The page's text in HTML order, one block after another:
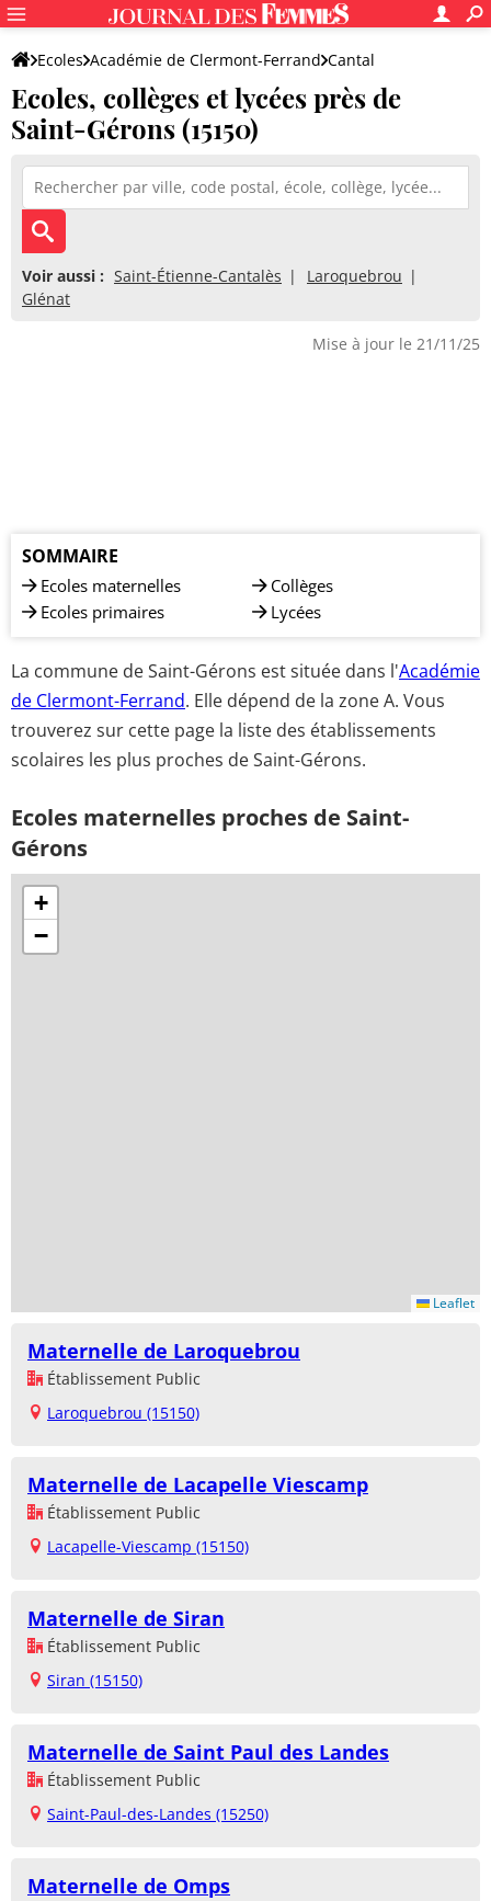
Ecoles Académie de Clermont-Ferrand Cantal
Ecoles, collèges et lycées près de
Saint-Gérons (15150)
Voir aussi : Saint-Étienne-Cantalès
Laroquebrou
Glénat
Mise à jour le 21/11/25
SOMMAIRE
Ecoles maternelles
Ecoles primaires
Collèges
Lycées
La commune de Saint-Gérons est située dans l'Académie
de Clermont-Ferrand. Elle dépend de la zone A. Vous
trouverez sur cette page la liste des établissements
scolaires les plus proches de Saint-Gérons.
Ecoles maternelles proches de Saint-
Gérons
+
−
Leaflet
Maternelle de Laroquebrou
Établissement Public
Laroquebrou (15150)
Maternelle de Lacapelle Viescamp
Établissement Public
Lacapelle-Viescamp (15150)
Maternelle de Siran
Établissement Public
Siran (15150)
Maternelle de Saint Paul des Landes
Établissement Public
Saint-Paul-des-Landes (15250)
Maternelle de Omps